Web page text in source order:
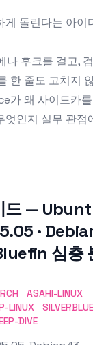
게 돌린다는 아이
후크를 걸고,
한 줄도 고치지
가 왜 사이드카를
엇인지 실무 관점
드 —
·
심층
ASAHI-LINUX
LINUX
SILVERBLUE
DIVE